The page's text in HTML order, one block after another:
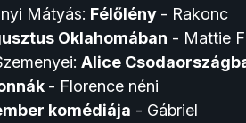
Mátyás: Félőlény - Rakonc
Oklahomában - Mattie
Alice
- Florence néni
komédiája - Gábriel